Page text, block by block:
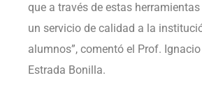
que a través de estas
un servicio de calidad a la
alumnos”, comentó el Prof.
Estrada Bonilla.